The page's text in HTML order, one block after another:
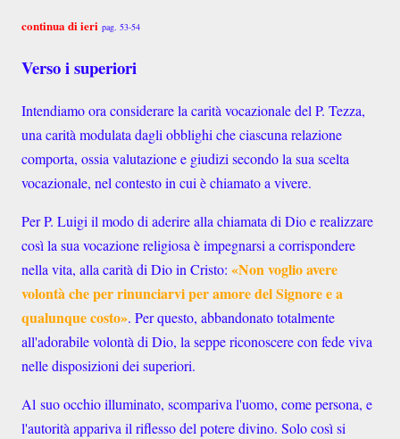
continua di ieri pag. 53-54
Verso i superiori
Intendiamo ora considerare la carità vocazionale del P. Tezza,
una carità modulata dagli obblighi che ciascuna relazione
comporta, ossia valutazione e giudizi secondo la sua scelta
vocazionale, nel contesto in cui è chiamato a vivere.
Per P. Luigi il modo di aderire alla chiamata di Dio e realizzare
così la sua vocazione religiosa è impegnarsi a corrispondere
nella vita, alla carità di Dio in Cristo: «Non voglio avere
volontà che per rinunciarvi per amore del Signore e a
qualunque costo». Per questo, abbandonato totalmente
all'adorabile volontà di Dio, la seppe riconoscere con fede viva
nelle disposizioni dei superiori.
Al suo occhio illuminato, scompariva l'uomo, come persona, e
l'autorità appariva il riflesso del potere divino. Solo così si